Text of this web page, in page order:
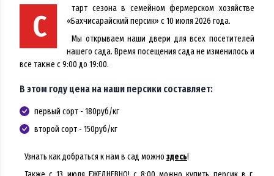
С
тарт сезона в семейном фермерском хозяйстве
«Бахчисарайский персик» с 10 июля 2026 года.
Мы открываем наши двери для всех посетителей
нашего сада. Время посещения сада не изменилось и
все также с 9:00 до 19:00.
В этом году цена на наши персики составляет:
первый сорт - 180руб/кг
второй сорт - 150руб/кг
Узнать как добраться к нам в сад можно здесь!